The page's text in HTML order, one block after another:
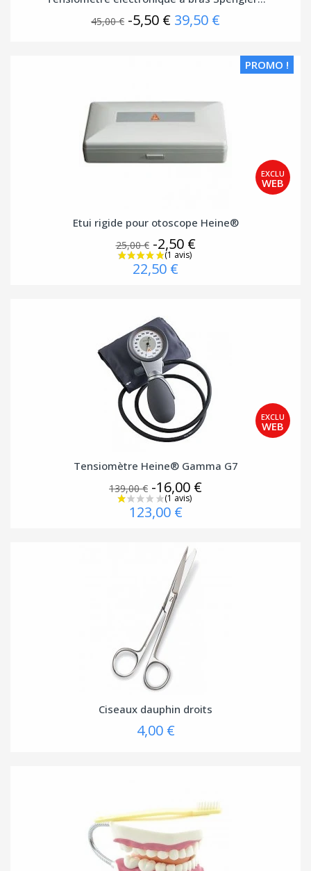
45,00 € -5,50 € 39,50 €
PROMO !
Etui rigide pour otoscope Heine®
25,00 € -2,50 €
22,50 €
Tensiomètre Heine® Gamma G7
139,00 € -16,00 €
123,00 €
Ciseaux dauphin droits
4,00 €